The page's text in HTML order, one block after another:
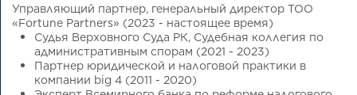
Управляющий партнер, генеральный директор ТОО
«Fortune Partners» (2023 - настоящее время)
Судья Верховного Суда РК, Судебная коллегия по
административным спорам (2021 - 2023)
Партнер юридической и налоговой практики в
компании big 4 (2011 - 2020)